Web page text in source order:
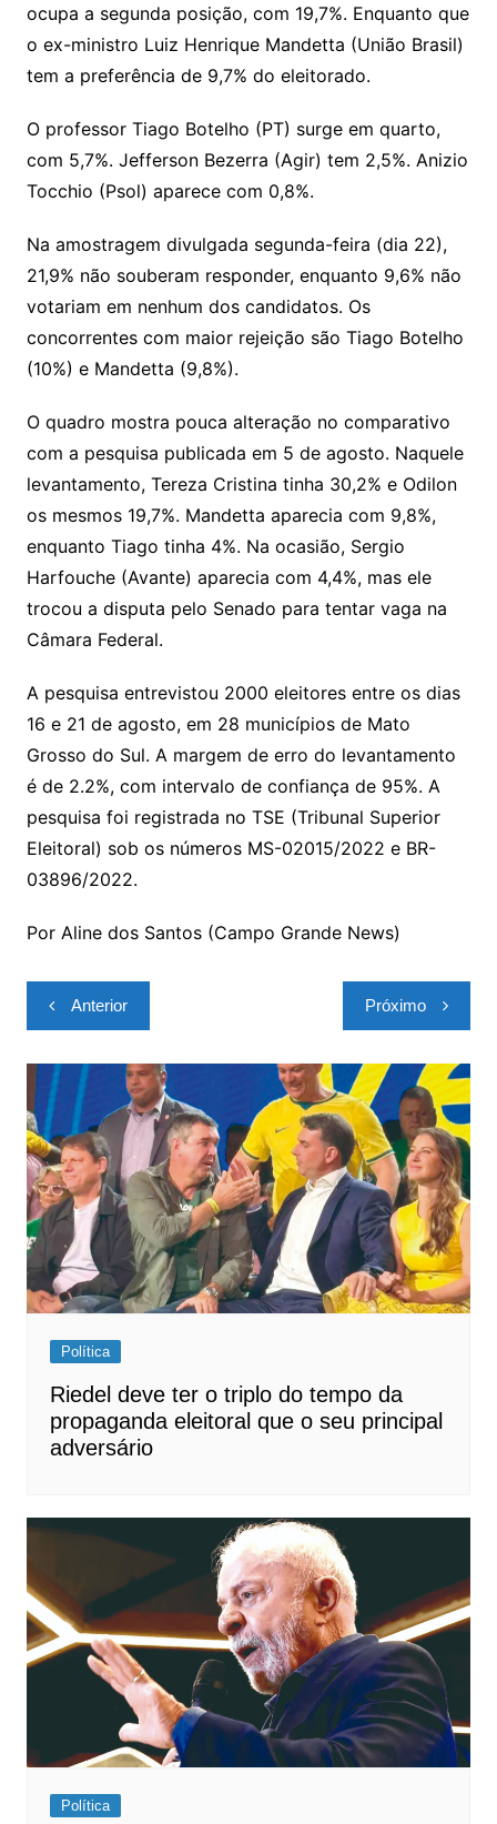
ocupa a segunda posição, com 19,7%. Enquanto que
o ex-ministro Luiz Henrique Mandetta (União Brasil)
tem a preferência de 9,7% do eleitorado.
O professor Tiago Botelho (PT) surge em quarto,
com 5,7%. Jefferson Bezerra (Agir) tem 2,5%. Anizio
Tocchio (Psol) aparece com 0,8%.
Na amostragem divulgada segunda-feira (dia 22),
21,9% não souberam responder, enquanto 9,6% não
votariam em nenhum dos candidatos. Os
concorrentes com maior rejeição são Tiago Botelho
(10%) e Mandetta (9,8%).
O quadro mostra pouca alteração no comparativo
com a pesquisa publicada em 5 de agosto. Naquele
levantamento, Tereza Cristina tinha 30,2% e Odilon
os mesmos 19,7%. Mandetta aparecia com 9,8%,
enquanto Tiago tinha 4%. Na ocasião, Sergio
Harfouche (Avante) aparecia com 4,4%, mas ele
trocou a disputa pelo Senado para tentar vaga na
Câmara Federal.
A pesquisa entrevistou 2000 eleitores entre os dias
16 e 21 de agosto, em 28 municípios de Mato
Grosso do Sul. A margem de erro do levantamento
é de 2.2%, com intervalo de confiança de 95%. A
pesquisa foi registrada no TSE (Tribunal Superior
Eleitoral) sob os números MS-02015/2022 e BR-
03896/2022.
Por Aline dos Santos (Campo Grande News)
Navegação
de
Post
Anterior Próximo
Política
Riedel deve ter o triplo do tempo da
propaganda eleitoral que o seu principal
adversário
Política